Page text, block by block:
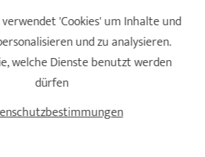
Modelle.
UND SIE
'Cookies' um Inhalte und
und zu analysieren.
welche Dienste benutzt werden
dürfen